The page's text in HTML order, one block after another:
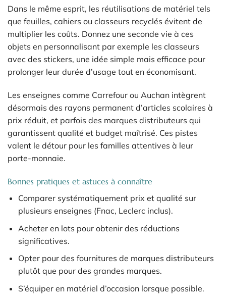
Dans le même esprit, les réutilisations de matériel tels
que feuilles, cahiers ou classeurs recyclés évitent de
multiplier les coûts. Donnez une seconde vie à ces
objets en personnalisant par exemple les classeurs
avec des stickers, une idée simple mais efficace pour
prolonger leur durée d’usage tout en économisant.
Les enseignes comme Carrefour ou Auchan intègrent
désormais des rayons permanent d’articles scolaires à
prix réduit, et parfois des marques distributeurs qui
garantissent qualité et budget maîtrisé. Ces pistes
valent le détour pour les familles attentives à leur
porte-monnaie.
Bonnes pratiques et astuces à connaître
Comparer systématiquement prix et qualité sur
plusieurs enseignes (Fnac, Leclerc inclus).
Acheter en lots pour obtenir des réductions
significatives.
Opter pour des fournitures de marques distributeurs
plutôt que pour des grandes marques.
S’équiper en matériel d’occasion lorsque possible.